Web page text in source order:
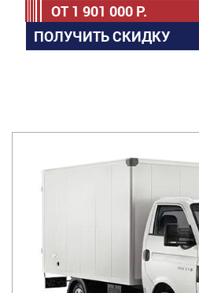
ОТ 1 901 000 Р.
ПОЛУЧИТЬ СКИДКУ